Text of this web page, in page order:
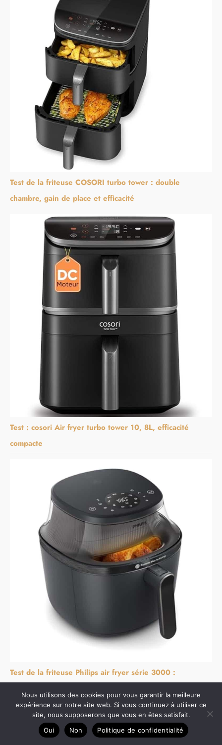
Test de la friteuse COSORI turbo tower : double
chambre, gain de place et efficacité
Test : cosori Air fryer turbo tower 10, 8L, efficacité
compacte
Test de la friteuse Philips air fryer série 3000 :
Copyright © 2026 Ma cuisine parfaite
Nous utilisons des cookies pour vous garantir la meilleure
expérience sur notre site web. Si vous continuez à utiliser ce
site, nous supposerons que vous en êtes satisfait.
Oui
Non Politique de confidentialité